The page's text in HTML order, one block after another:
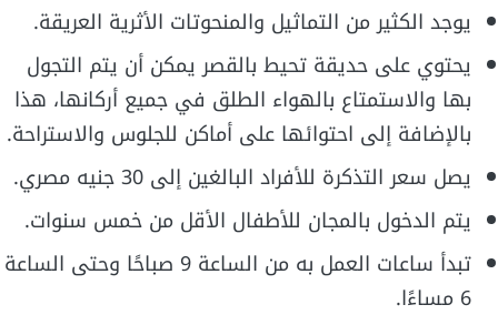
يوجد الكثير من التماثيل والمنحوتات الأثرية العريقة.
يحتوي على حديقة تحيط بالقصر يمكن أن يتم التجول
بها والاستمتاع بالهواء الطلق في جميع أركانها، هذا
بالإضافة إلى احتوائها على أماكن للجلوس والاستراحة.
يصل سعر التذكرة للأفراد البالغين إلى 30 جنيه مصري.
يتم الدخول بالمجان للأطفال الأقل من خمس سنوات.
تبدأ ساعات العمل به من الساعة 9 صباحًا وحتى الساعة
6 مساءًا.